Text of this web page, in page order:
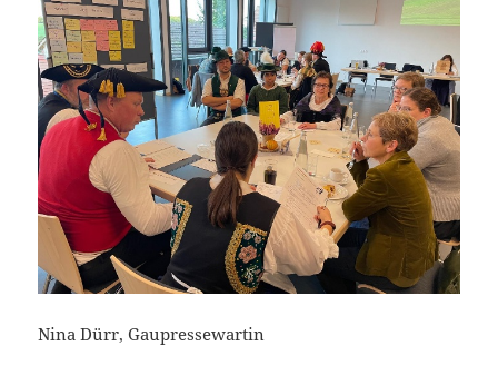
Nina Dürr, Gaupressewartin